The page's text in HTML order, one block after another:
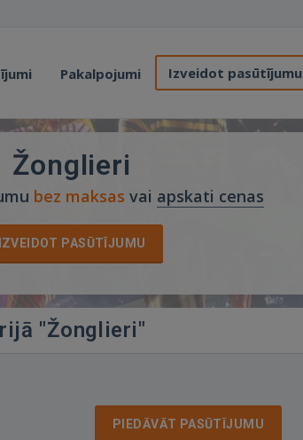
Pakalpojumi Izveidot pasūtījumu
Žonglieri
bez maksas vai apskati cenas
IZVEIDOT PASŪTĪJUMU
"Žonglieri"
PIEDĀVĀT PASŪTĪJUMU